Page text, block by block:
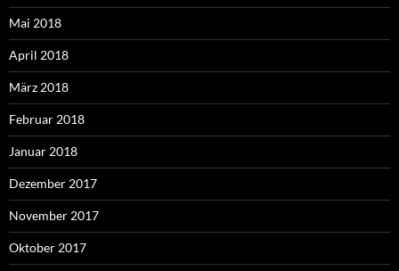
Mai 2018
April 2018
März 2018
Februar 2018
Januar 2018
Dezember 2017
November 2017
Oktober 2017